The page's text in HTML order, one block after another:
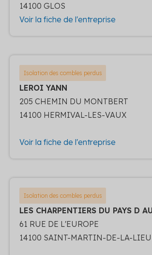
14100 GLOS
Voir la fiche de l'entreprise
Isolation des combles perdus
LEROI YANN
205 CHEMIN DU MONTBERT
14100 HERMIVAL-LES-VAUX
Voir la fiche de l'entreprise
Isolation des combles perdus
LES CHARPENTIERS DU PAYS D
61 RUE DE L'EUROPE
14100 SAINT-MARTIN-DE-LA-